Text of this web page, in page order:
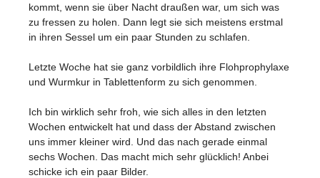
kommt, wenn sie über Nacht draußen war, um sich was
zu fressen zu holen. Dann legt sie sich meistens erstmal
in ihren Sessel um ein paar Stunden zu schlafen.
Letzte Woche hat sie ganz vorbildlich ihre Flohprophylaxe
und Wurmkur in Tablettenform zu sich genommen.
Ich bin wirklich sehr froh, wie sich alles in den letzten
Wochen entwickelt hat und dass der Abstand zwischen
uns immer kleiner wird. Und das nach gerade einmal
sechs Wochen. Das macht mich sehr glücklich! Anbei
schicke ich ein paar Bilder.